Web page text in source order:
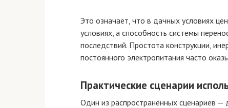
Это означает, что в дачных условиях
условиях, а способность системы
последствий. Простота конструкции,
постоянного электропитания часто
Практические сценарии
Один из распространённых сценариев —